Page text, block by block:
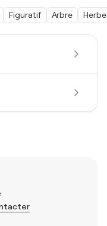
Figuratif Arbre Herbe